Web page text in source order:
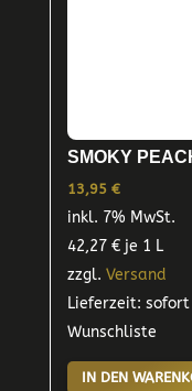
SMOKY
13,95 €
inkl. 7% MwSt.
42,27 €je 1 L
zzgl. Versand
Lieferzeit:
Wunschliste
IN DEN